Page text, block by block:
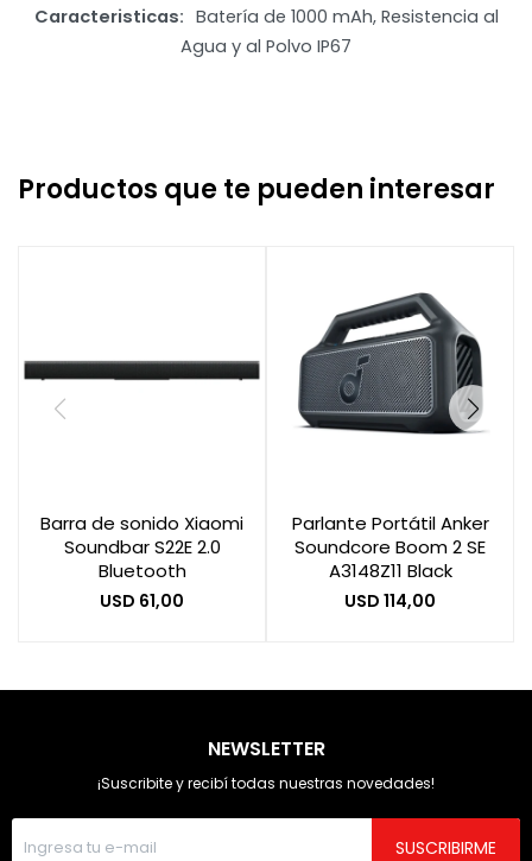
Caracteristicas
Batería de 1000 mAh, Resistencia al
Agua y al Polvo IP67
Productos que te pueden interesar
Barra de sonido Xiaomi
Soundbar S22E 2.0
Bluetooth
USD 61,00
Parlante Portátil Anker
Soundcore Boom 2 SE
A3148Z11 Black
USD 114,00
NEWSLETTER
¡Suscribite y recibí todas nuestras novedades!
SUSCRIBIRME